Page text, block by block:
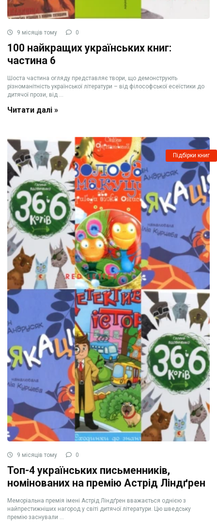
9 місяців тому 0
100 найкращих українських книг:
частина 6
Шоста частина огляду представляє твори, що демонструють
різноманітність української літератури – від філософської есеїстики до
дитячої прози, від ...
Читати далі »
Підбірки книг
9 місяців тому 0
Топ-4 українських письменників,
номінованих на премію Астрід Ліндґрен
Меморіальна премія імені Астрід Ліндґрен вважається однією з
найпрестижніших нагород у світі дитячої літератури. Цю шведську
премію заснували ...